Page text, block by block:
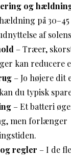
og
på
af
– Træer,
kan reducere
– Jo højere dit
du typisk
– Et batteri
men forlænger
regler – I de